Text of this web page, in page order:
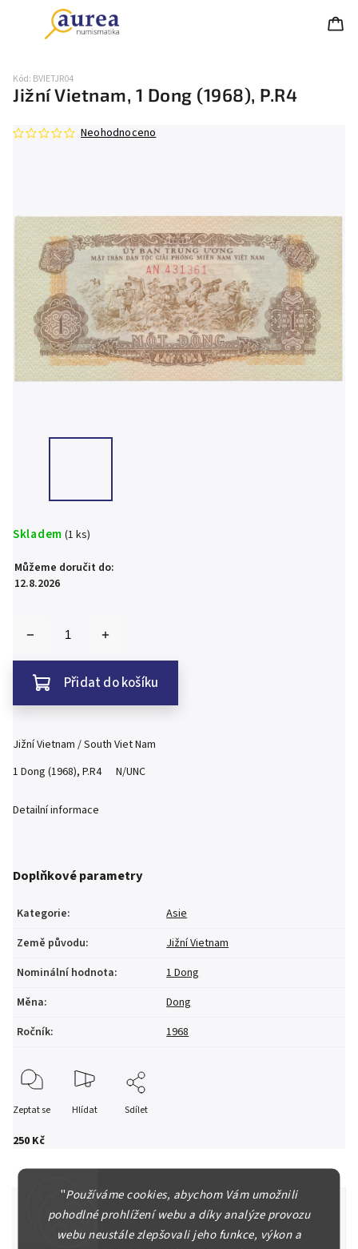
"Používáme cookies, abychom Vám umožnili
pohodlné prohlížení webu a díky analýze provozu
webu neustále zlepšovali jeho funkce, výkon a
Jižní Vietnam, 1 Dong (1968), P.R4
Kód: BVIETJR04
Neohodnoceno
250 Kč
Skladem (1 ks)
Můžeme doručit do:
12.8.2026
Přidat do košíku
Jižní Vietnam / South Viet Nam
1 Dong (1968), P.R4 N/UNC
Detailní informace
Doplňkové parametry
Kategorie:
Asie
Země původu:
Jižní Vietnam
Nominální hodnota:
1 Dong
Měna:
Dong
Ročník: 1968
Zeptat se Hlídat Sdílet